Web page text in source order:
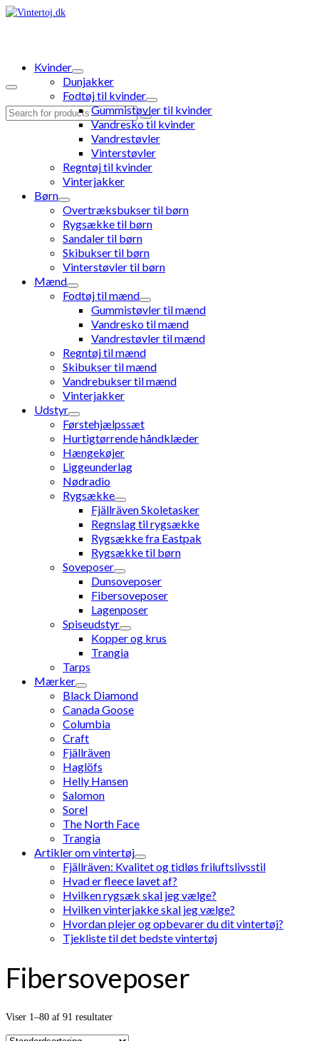
Search
Kvinder
Dunjakker
Fodtøj til kvinder
Gummistøvler til kvinder
Vandresko til kvinder
Vandrestøvler
Vinterstøvler
Regntøj til kvinder
Vinterjakker
Børn
Overtræksbukser til børn
Rygsække til børn
Sandaler til børn
Skibukser til børn
Vinterstøvler til børn
Mænd
Fodtøj til mænd
Gummistøvler til mænd
Vandresko til mænd
Vandrestøvler til mænd
Regntøj til mænd
Skibukser til mænd
Vandrebukser til mænd
Vinterjakker
Udstyr
Førstehjælpssæt
Hurtigtørrende håndklæder
Hængekøjer
Liggeunderlag
Nødradio
Rygsække
Fjällräven Skoletasker
Regnslag til rygsække
Rygsække fra Eastpak
Rygsække til børn
Soveposer
Dunsoveposer
Fibersoveposer
Lagenposer
Spiseudstyr
Kopper og krus
Trangia
Tarps
Mærker
Black Diamond
Canada Goose
Columbia
Craft
Fjällräven
Haglöfs
Helly Hansen
Salomon
Sorel
The North Face
Trangia
Artikler om vintertøj
Fjällräven: Kvalitet og tidløs friluftslivsstil
Hvad er fleece lavet af?
Hvilken rygsæk skal jeg vælge?
Hvilken vinterjakke skal jeg vælge?
Hvordan plejer og opbevarer du dit vintertøj?
Tjekliste til det bedste vintertøj
Fibersoveposer
Viser 1–80 af 91 resultater